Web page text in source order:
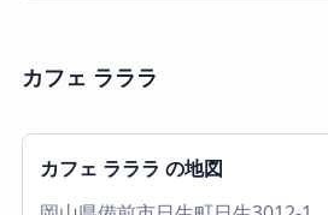
カフェ ラララ
カフェ ラララ の地図